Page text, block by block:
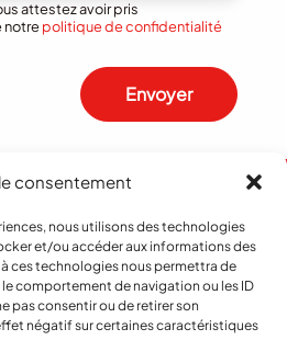
consentement
nous utilisons des technologies
et/ou accéder aux informations des
ces technologies nous permettra de
comportement de navigation ou les ID
pas consentir ou de retirer son
négatif sur certaines caractéristiques
attestez avoir pris
notrepolitique de confidentialité
Envoyer